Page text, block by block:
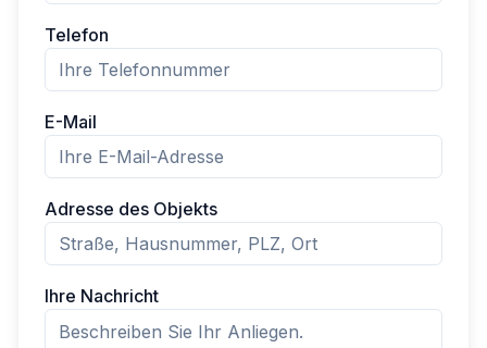
Telefon
E-Mail
Adresse des Objekts
Ihre Nachricht